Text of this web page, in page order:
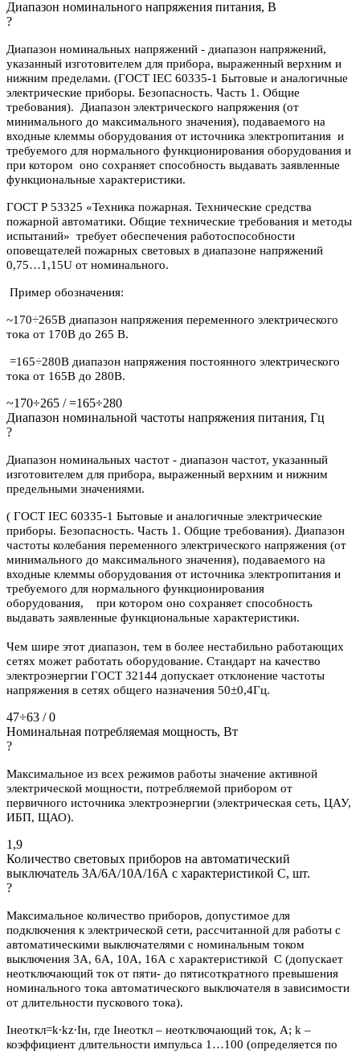
Диапазон номинального напряжения питания, В
?
Диапазон номинальных напряжений - диапазон напряжений,
указанный изготовителем для прибора, выраженный верхним и
нижним пределами. (ГОСТ IEC 60335-1 Бытовые и аналогичные
электрические приборы. Безопасность. Часть 1. Общие
требования). Диапазон электрического напряжения (от
минимального до максимального значения), подаваемого на
входные клеммы оборудования от источника электропитания и
требуемого для нормального функционирования оборудования и
при котором оно сохраняет способность выдавать заявленные
функциональные характеристики.
ГОСТ Р 53325 «Техника пожарная. Технические средства
пожарной автоматики. Общие технические требования и методы
испытаний» требует обеспечения работоспособности
оповещателей пожарных световых в диапазоне напряжений
0,75…1,15U от номинального.
Пример обозначения:
~170÷265В диапазон напряжения переменного электрического
тока от 170В до 265 В.
=165÷280В диапазон напряжения постоянного электрического
тока от 165В до 280В.
~170÷265 / =165÷280
Диапазон номинальной частоты напряжения питания, Гц
?
Диапазон номинальных частот - диапазон частот, указанный
изготовителем для прибора, выраженный верхним и нижним
предельными значениями.
( ГОСТ IEC 60335-1 Бытовые и аналогичные электрические
приборы. Безопасность. Часть 1. Общие требования). Диапазон
частоты колебания переменного электрического напряжения (от
минимального до максимального значения), подаваемого на
входные клеммы оборудования от источника электропитания и
требуемого для нормального функционирования
оборудования, при котором оно сохраняет способность
выдавать заявленные функциональные характеристики.
Чем шире этот диапазон, тем в более нестабильно работающих
сетях может работать оборудование. Стандарт на качество
электроэнергии ГОСТ 32144 допускает отклонение частоты
напряжения в сетях общего назначения 50±0,4Гц.
47÷63 / 0
Номинальная потребляемая мощность, Вт
?
Максимальное из всех режимов работы значение активной
электрической мощности, потребляемой прибором от
первичного источника электроэнергии (электрическая сеть, ЦАУ,
ИБП, ЩАО).
1,9
Количество световых приборов на автоматический
выключатель 3А/6А/10А/16А с характеристикой C, шт.
?
Максимальное количество приборов, допустимое для
подключения к электрической сети, рассчитанной для работы с
автоматическими выключателями с номинальным током
выключения 3А, 6А, 10А, 16А с характеристикой С (допускает
неотключающий ток от пяти- до пятисоткратного превышения
номинального тока автоматического выключателя в зависимости
от длительности пускового тока).
Iнеоткл=k∙kz∙Iн, где Iнеоткл – неотключающий ток, А; k –
коэффициент длительности импульса 1…100 (определяется по